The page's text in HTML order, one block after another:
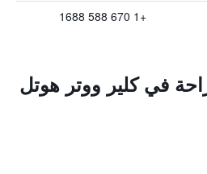
+1 670 588 1688
في كلير ووتر هوتل